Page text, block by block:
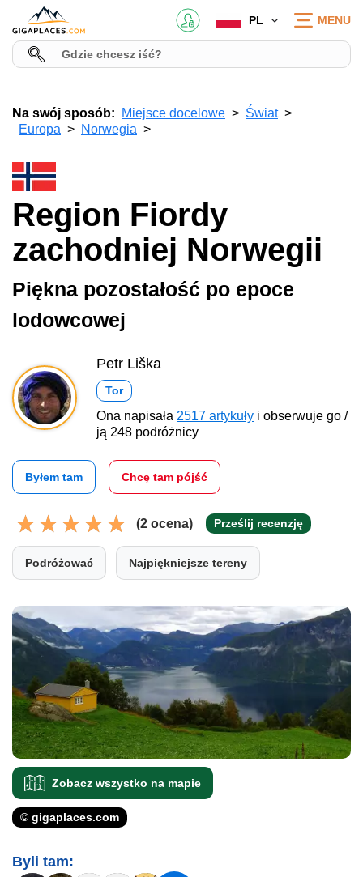
PL MENU
Na swój sposób: Miejsce docelowe
Świat
Europa
Norwegia
Region Fiordy
zachodniej Norwegii
Piękna pozostałość po epoce
lodowcowej
Petr Liška
Tor
Ona napisała 2517 artykuły i obserwuje go /
ją 248 podróżnicy
Byłem tam Chcę tam pójść
(2 ocena) Prześlij recenzję
Podróżować Najpiękniejsze tereny
Zobacz wszystko na mapie
© gigaplaces.com
Byli tam: